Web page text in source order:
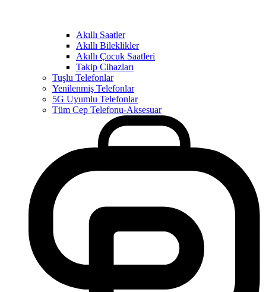
Akıllı Saatler
Akıllı Bileklikler
Akıllı Çocuk Saatleri
Takip Cihazları
Tuşlu Telefonlar
Yenilenmiş Telefonlar
5G Uyumlu Telefonlar
Tüm Cep Telefonu-Aksesuar